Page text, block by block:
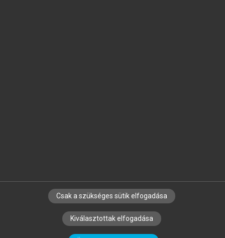
SZERZŐKNEK CÉGEKNEK KÖNYVTÁROSOKNAK
SZERKESZTÉSI ÉS LEKTORÁLÁSI ALAPELVEK
Csak a szükséges sütik elfogadása
Kiválasztottak elfogadása